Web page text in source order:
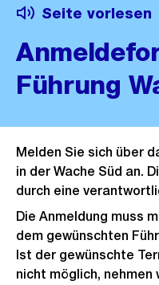
Seite vorlesen
Führung
Melden Sie sich über
in der Wache Süd an.
durch eine
Die Anmeldung muss
dem gewünschten
Ist der gewünschte
nicht möglich,